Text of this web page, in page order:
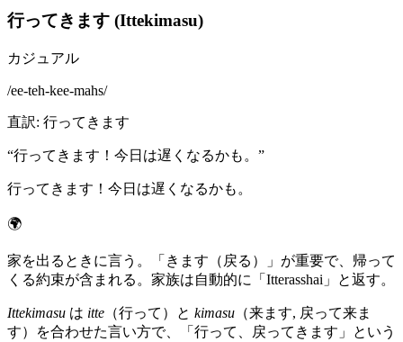
行ってきます (Ittekimasu)
カジュアル
/ee-teh-kee-mahs/
直訳: 行ってきます
“行ってきます！今日は遅くなるかも。 ”
行ってきます！今日は遅くなるかも。
🌍
家を出るときに言う。「きます（戻る）」が重要で、帰って
くる約束が含まれる。家族は自動的に「Itterasshai」と返す。
Ittekimasu は itte （行って）と kimasu （来ます, 戻って来ま
す）を合わせた言い方で、「行って、戻ってきます」という